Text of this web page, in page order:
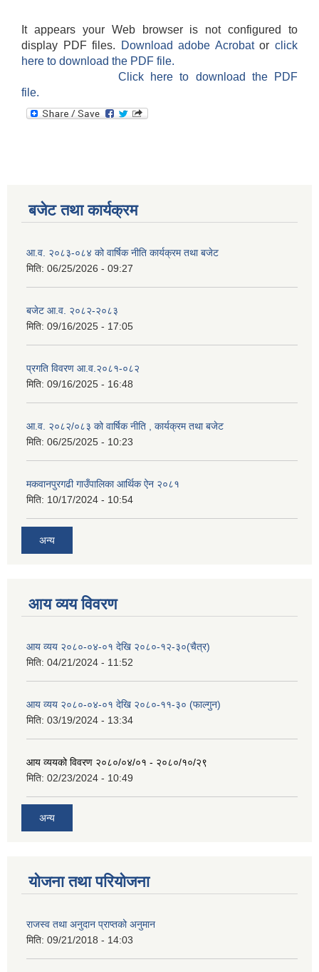
It appears your Web browser is not configured to
display PDF files.
Download adobe Acrobatorclick
here to download the PDF file.
Click here to download the PDF
file.
बजेट तथा कार्यक्रम
आ.व. २०८३-०८४ को वार्षिक नीति कार्यक्रम तथा बजेट
मिति: 06/25/2026 - 09:27
बजेट आ.व. २०८२-२०८३
मिति: 09/16/2025 - 17:05
प्रगति विवरण आ.व.२०८१-०८२
मिति: 09/16/2025 - 16:48
आ.व. २०८२/०८३ को वार्षिक नीति , कार्यक्रम तथा बजेट
मिति: 06/25/2025 - 10:23
मकवानपुरगढी गाउँपालिका आर्थिक ‌‌‌ऐन २०८१
मिति: 10/17/2024 - 10:54
अन्य
आय व्यय विवरण
आय व्यय २०८०-०४-०१ देखि २०८०-१२-३०(चैत्र)
मिति: 04/21/2024 - 11:52
आय व्यय २०८०-०४-०१ देखि २०८०-११-३० (फाल्गुन)
मिति: 03/19/2024 - 13:34
आय व्ययको विवरण २०८०/०४/०१ - २०८०/१०/२९
मिति: 02/23/2024 - 10:49
अन्य
योजना तथा परियोजना
राजस्व तथा अनुदान प्राप्तको अनुमान
मिति: 09/21/2018 - 14:03